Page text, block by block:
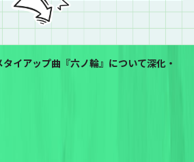
イアップ曲『六ノ輪』について深化・